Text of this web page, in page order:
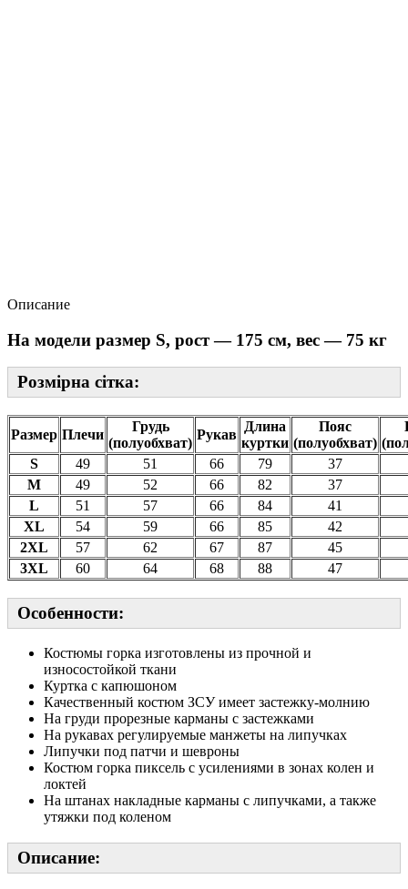
Описание
На модели размер S, рост — 175 см, вес — 75 кг
Розмірна сітка:
Размер Плечи
Грудь
(полуобхват)
Рукав
Длина
куртки
Пояс
(полуобхват)
S
49 51 66 79
37
M
49 52 66 82
37
L
51 57 66 84
41
XL
54 59 66 85
42
2XL
57 62 67 87
45
3XL
60 64 68 88 47
Особенности:
Костюмы горка изготовлены из прочной и
износостойкой ткани
Куртка с капюшоном
Качественный костюм ЗСУ имеет застежку-молнию
На груди прорезные карманы с застежками
На рукавах регулируемые манжеты на липучках
Липучки под патчи и шевроны
Костюм горка пиксель с усилениями в зонах колен и
локтей
На штанах накладные карманы с липучками, а также
утяжки под коленом
Описание: